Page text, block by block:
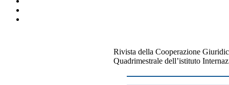
Rivista della Cooperazione
Quadrimestrale dell’istituto